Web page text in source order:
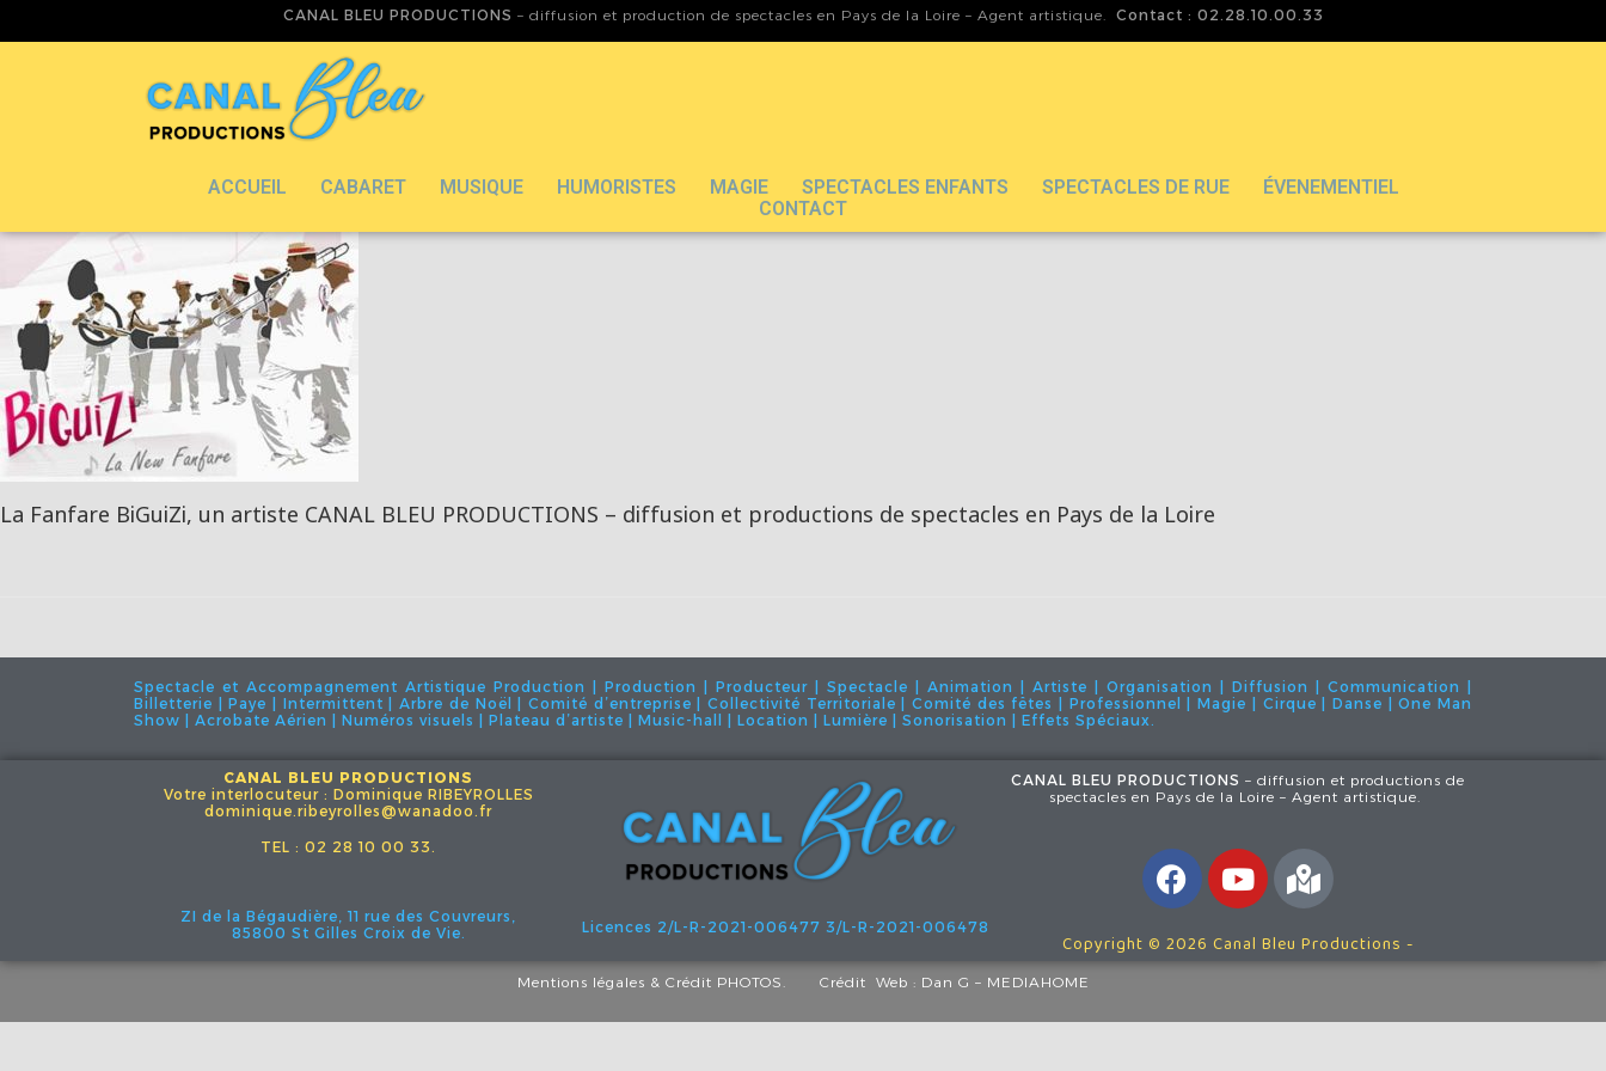
CANAL BLEU PRODUCTIONS – diffusion et production de spectacles en Pays de la Loire – Agent artistique. Contact : 02.28.10.00.33
ACCUEIL CABARET MUSIQUE HUMORISTES MAGIE SPECTACLES ENFANTS SPECTACLES DE RUE
ÉVENEMENTIEL
CONTACT
La Fanfare BiGuiZi, un artiste CANAL BLEU PRODUCTIONS – diffusion et productions de spectacles en Pays de la Loire
Spectacle et Accompagnement Artistique Production | Production | Producteur | Spectacle | Animation | Artiste | Organisation | Diffusion | Communication |
Billetterie | Paye | Intermittent | Arbre de Noël | Comité d’entreprise | Collectivité Territoriale | Comité des fêtes | Professionnel | Magie | Cirque | Danse | One Man
Show | Acrobate Aérien | Numéros visuels | Plateau d’artiste | Music-hall | Location | Lumière | Sonorisation | Effets Spéciaux.
CANAL BLEU PRODUCTIONS
Votre interlocuteur : Dominique RIBEYROLLES
dominique.ribeyrolles@wanadoo.fr
TEL : 02 28 10 00 33.
ZI de la Bégaudière, 11 rue des Couvreurs,
85800 St Gilles Croix de Vie.
Licences 2/L-R-2021-006477 3/L-R-2021-006478
CANAL BLEU PRODUCTIONS – diffusion et productions de
spectacles en Pays de la Loire – Agent artistique.
Copyright © 2026 Canal Bleu Productions -
Mentions légales & Crédit PHOTOS. Crédit Web : Dan G – MEDIAHOME